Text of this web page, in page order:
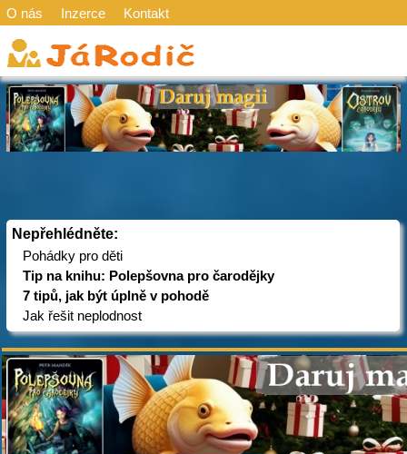
O nás Inzerce Kontakt
Nepřehlédněte:
Pohádky pro děti
Tip na knihu: Polepšovna pro čarodějky
7 tipů, jak být úplně v pohodě
Jak řešit neplodnost